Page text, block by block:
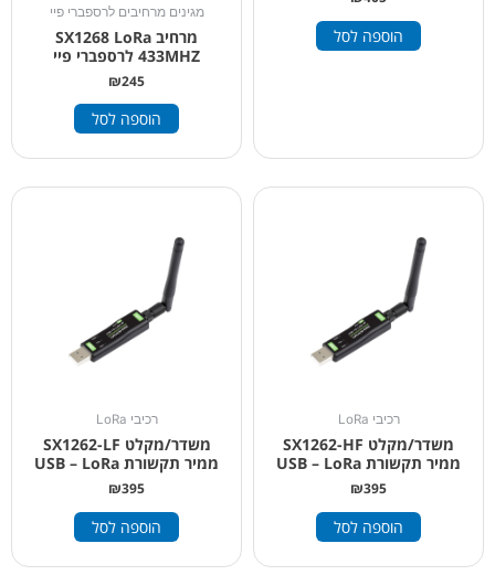
הוספה לסל
מגינים מרחיבים לרספברי פיי
מרחיב SX1268 LoRa
433MHZ לרספברי פיי
₪245
הוספה לסל
רכיבי LoRa
משדר/מקלט SX1262-HF
ממיר תקשורת USB – LoRa
₪395
הוספה לסל
רכיבי LoRa
משדר/מקלט SX1262-LF
ממיר תקשורת USB – LoRa
₪395
הוספה לסל